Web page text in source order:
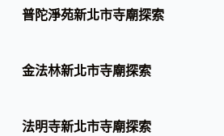
普陀淨苑新北市寺廟探索
金法林新北市寺廟探索
法明寺新北市寺廟探索